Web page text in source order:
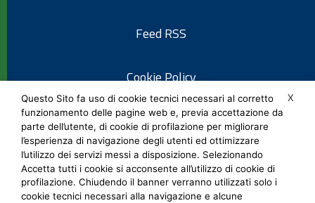
Feed RSS
Cookie Policy
Informativa privacy
Note legali
X
Questo Sito fa uso di cookie tecnici necessari al corretto
funzionamento delle pagine web e, previa accettazione da
parte dell’utente, di cookie di profilazione per migliorare
l’esperienza di navigazione degli utenti ed ottimizzare
l’utilizzo dei servizi messi a disposizione. Selezionando
Accetta tutti i cookie si acconsente all’utilizzo di cookie di
profilazione. Chiudendo il banner verranno utilizzati solo i
cookie tecnici necessari alla navigazione e alcune